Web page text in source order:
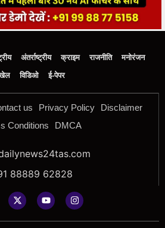
अंतर्राष्ट्रीय क्राइम राजनीति
मनोरंजन
विडिओ ई-पेपर
us Privacy Policy
Disclaimer
Conditions
DMCA
88889 62828